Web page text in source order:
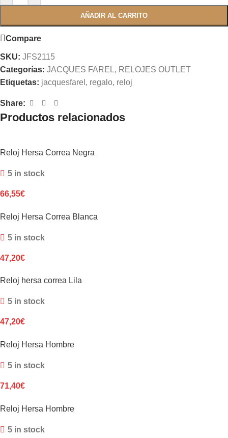
AÑADIR AL CARRITO
Compare
SKU: JFS2115
Categorías: JACQUES FAREL, RELOJES OUTLET
Etiquetas: jacquesfarel , regalo, reloj
Share:
Productos relacionados
Reloj Hersa Correa Negra
5 in stock
66,55€
Reloj Hersa Correa Blanca
5 in stock
47,20€
Reloj hersa correa Lila
5 in stock
47,20€
Reloj Hersa Hombre
5 in stock
71,40€
Reloj Hersa Hombre
5 in stock